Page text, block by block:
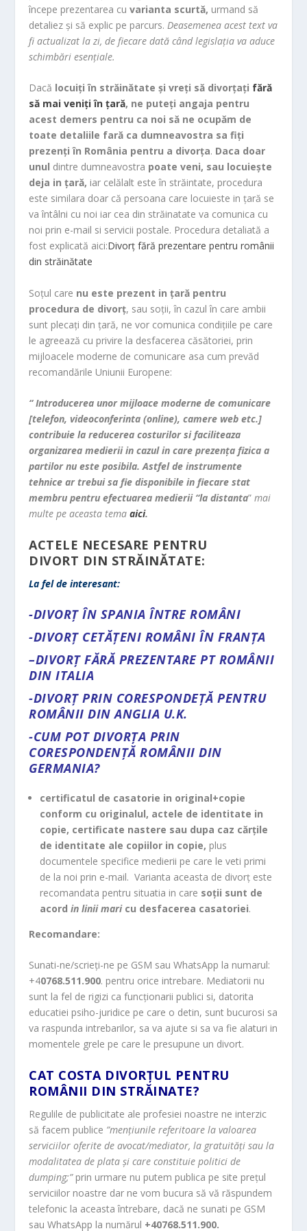
m
începe prezentarea cuvarianta scurtă, urmand să
detaliez și să explic pe parcurs.Deasemenea acest text va
fi actualizat la zi, de fiecare dată când legislația va aduce
schimbări esențiale.
Dacă locuiți în străinătate și vreți să divorțați fără
să mai veniți în țară, ne puteți angaja pentru
acest demers pentru ca noi să ne ocupăm de
toate detaliile fară ca dumneavostra sa fiți
prezenți în România pentru a divorța. Daca doar
unul dintre dumneavostra poate veni, sau locuiește
deja in țară, iar celălalt este în străintate, procedura
este similara doar că persoana care locuieste in țară se
va întâlni cu noi iar cea din străinatate va comunica cu
noi prin e-mail si servicii postale. Procedura detaliată a
fost explicată aici:Divorț fără prezentare pentru românii
din străinătate
Soțul care nu este prezent in țară pentru
procedura de divorț, sau soții, în cazul în care ambii
sunt plecați din țară, ne vor comunica condițiile pe care
le agreează cu privire la desfacerea căsătoriei, prin
mijloacele moderne de comunicare asa cum prevăd
recomandările Uniunii Europene:
“ Introducerea unor mijloace moderne de comunicare
[telefon, videoconferinta (online), camere web etc.]
contribuie la reducerea costurilor si faciliteaza
organizarea medierii in cazul in care prezența fizica a
partilor nu este posibila. Astfel de instrumente
tehnice ar trebui sa fie disponibile in fiecare stat
membru pentru efectuarea medierii “la distanta”mai
multe pe aceasta temaaici.
ACTELE NECESARE PENTRU
DIVORT DIN STRĂINĂTATE:
La fel de interesant:
-DIVORȚ ÎN SPANIA ÎNTRE ROMÂNI
-DIVORȚ CETĂȚENI ROMÂNI ÎN FRANȚA
–DIVORȚ FĂRĂ PREZENTARE PT ROMÂNII
DIN ITALIA
-DIVORȚ PRIN CORESPONDEȚĂ PENTRU
ROMÂNII DIN ANGLIA U.K.
-CUM POT DIVORȚA PRIN
CORESPONDENȚĂ ROMÂNII DIN
GERMANIA?
certificatul de casatorie in original+copie
conform cu originalul, actele de identitate in
copie, certificate nastere sau dupa caz cărțile
de identitate ale copiilor in copie, plus
documentele specifice medierii pe care le veti primi
de la noi prin e-mail. Varianta aceasta de divorț este
recomandata pentru situatia in care soții sunt de
acordin linii maricu desfacerea casatoriei.
Recomandare:
Sunati-ne/scrieți-ne pe GSM sau WhatsApp la numarul:
+40768.511.900. pentru orice intrebare. Mediatorii nu
sunt la fel de rigizi ca funcționarii publici si, datorita
educatiei psiho-juridice pe care o detin, sunt bucurosi sa
va raspunda intrebarilor, sa va ajute si sa va fie alaturi in
momentele grele pe care le presupune un divort.
CAT COSTA DIVORȚUL PENTRU
ROMÂNII DIN STRĂINATE?
Regulile de publicitate ale profesiei noastre ne interzic
să facem publice ”mențiunile referitoare la valoarea
serviciilor oferite de avocat/mediator, la gratuități sau la
modalitatea de plata și care constituie politici de
dumping;” prin urmare nu putem publica pe site prețul
serviciilor noastre dar ne vom bucura să vă răspundem
telefonic la aceasta întrebare, dacă ne sunati pe GSM
sau WhatsApp la numărul +40768.511.900.